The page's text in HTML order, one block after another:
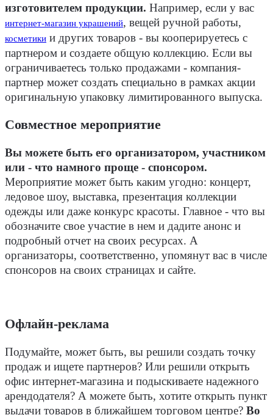
изготовителем продукции. Например, если у вас
интернет-магазин украшений, вещей ручной работы,
косметики и других товаров - вы кооперируетесь с
партнером и создаете общую коллекцию. Если вы
ограничиваетесь только продажами - компания-
партнер может создать специально в рамках акции
оригинальную упаковку лимитированного выпуска.
Совместное мероприятие
Вы можете быть его организатором, участником
или - что намного проще - спонсором.
Мероприятие может быть каким угодно: концерт,
ледовое шоу, выставка, презентация коллекции
одежды или даже конкурс красоты. Главное - что вы
обозначите свое участие в нем и дадите анонс и
подробный отчет на своих ресурсах. А
организаторы, соответственно, упомянут вас в числе
спонсоров на своих страницах и сайте.
Офлайн-реклама
Подумайте, может быть, вы решили создать точку
продаж и ищете партнеров? Или решили открыть
офис интернет-магазина и подыскиваете надежного
арендодателя? А можете быть, хотите открыть пункт
выдачи товаров в ближайшем торговом центре? Во